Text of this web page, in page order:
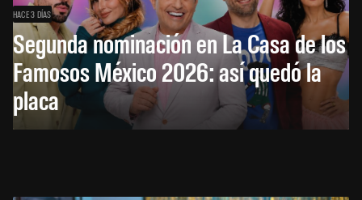
HACE 3 DÍAS
Segunda nominación en La Casa de los
Famosos México 2026: así quedó la
placa